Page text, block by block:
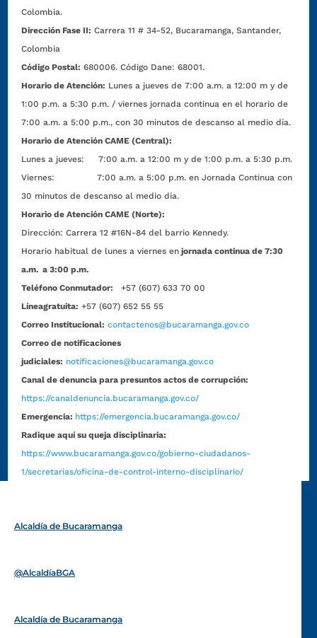
Colombia.
Dirección Fase II: Carrera 11 # 34-52, Bucaramanga, Santander,
Colombia
Código Postal: 680006. Código Dane: 68001.
Horario de Atención: Lunes a jueves de 7:00 a.m. a 12:00 m y de
1:00 p.m. a 5:30 p.m. / viernes jornada continua en el horario de
7:00 a.m. a 5:00 p.m., con 30 minutos de descanso al medio día.
Horario de Atención CAME (Central):
Lunes a jueves: 7:00 a.m. a 12:00 m y de 1:00 p.m. a 5:30 p.m.
Viernes: 7:00 a.m. a 5:00 p.m. en Jornada Continua con
30 minutos de descanso al medio día.
Horario de Atención CAME (Norte):
Dirección:Carrera 12 #16N-84 del barrio Kennedy.
Horario habitual de lunes a viernes en jornada continua de 7:30
a.m. a 3:00 p.m.
Teléfono Conmutador:
+57 (607) 633 70 00
Líneagratuita: +57 (607) 652 55 55
Correo Institucional: contactenos@bucaramanga.gov.co
Correo de notificaciones
judiciales: notificaciones@bucaramanga.gov.co
Canal de denuncia para presuntos actos de corrupción:
https://canaldenuncia.bucaramanga.gov.co/
Emergencia: https://emergencia.bucaramanga.gov.co/
Radique aquí su queja disciplinaria:
https://www.bucaramanga.gov.co/gobierno-ciudadanos-
1/secretarias/oficina-de-control-interno-disciplinario/
Alcaldía de Bucaramanga
@AlcaldíaBGA
Alcaldía de Bucaramanga